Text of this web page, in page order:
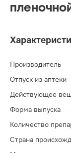
Производитель
Отпуск из аптеки
Действующее
Форма выпуска
Количество
Страна